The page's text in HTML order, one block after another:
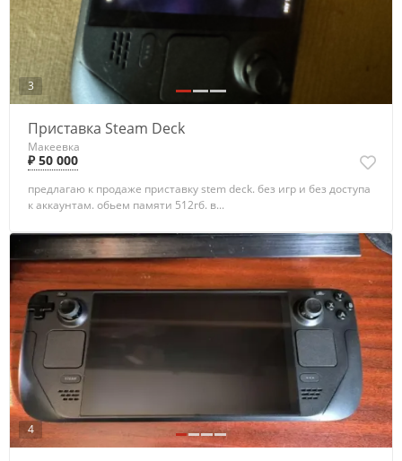
3
Приставка Steam Deck
Макеевка
₽ 50 000
предлагаю к продаже приставку stem deck. без игр и без доступа
к аккаунтам. обьем памяти 512гб. в...
4